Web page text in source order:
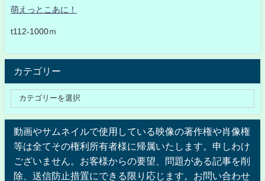
萌えっとこあに！
t112-1000ｍ
カテゴリー
動画やサムネイルで使用している映像の著作権や肖像権
等は全てその権利所有者様に帰属いたします。申しわけ
ございません。お客様からの要望、問題がある記事を削
除、送信防止措置にできる限り応じます。お問い合わせ